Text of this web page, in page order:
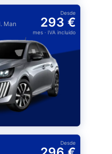
Man
Desde
293 €
mes· IVA incluido
Desde